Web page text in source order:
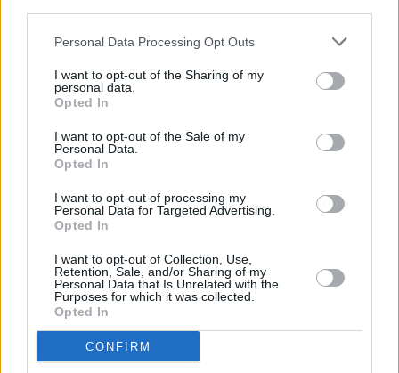
Personal Data Processing Opt Outs
I want to opt-out of the Sharing of my
personal data.
Opted In
I want to opt-out of the Sale of my
Personal Data.
Opted In
I want to opt-out of processing my
Personal Data for Targeted Advertising.
Opted In
I want to opt-out of Collection, Use,
Retention, Sale, and/or Sharing of my
Personal Data that Is Unrelated with the
Purposes for which it was collected.
Opted In
CONFIRM
Skechers Tenis Track-leshur para Hombre, Gris/Naranja, 44
Etiquetas: Amazon Chollo Deportes Niña
SIGUIENTE HISTORIA
Greenworks 24V Cordless Brushless 45Nm Taladros
atornilladores, Ligero, luz de trabajo led, embrague 18 + 1,
batería USB-C de 2.0Ah (potenci…
G3 Ferrari G10096 Rapido – Hervidor de acero, 1,7 litros,
inalámbrico con visor, 2200 W